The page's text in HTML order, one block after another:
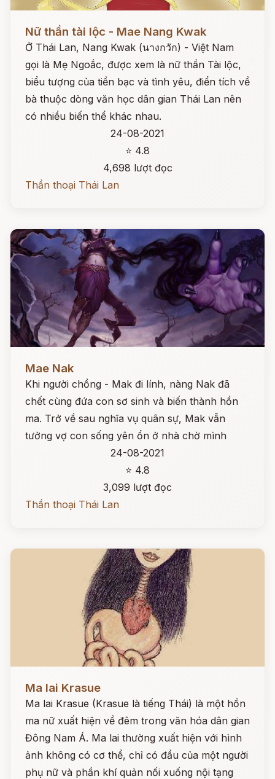
Nữ thần tài lộc - Mae Nang Kwak
Ở Thái Lan, Nang Kwak (นางกวัก) - Việt Nam
gọi là Mẹ Ngoắc, được xem là nữ thần Tài lộc,
biểu tượng của tiền bạc và tình yêu, điển tích về
bà thuộc dòng văn học dân gian Thái Lan nên
có nhiều biến thể khác nhau.
24-08-2021
⭐ 4.8
4,698 lượt đọc
Thần thoại Thái Lan
Mae Nak
Khi người chồng - Mak đi lính, nàng Nak đã
chết cùng đứa con sơ sinh và biến thành hồn
ma. Trở về sau nghĩa vụ quân sự, Mak vẫn
tưởng vợ con sống yên ổn ở nhà chờ mình
24-08-2021
⭐ 4.8
3,099 lượt đọc
Thần thoại Thái Lan
Ma lai Krasue
Ma lai Krasue (Krasue là tiếng Thái) là một hồn
ma nữ xuất hiện về đêm trong văn hóa dân gian
Đông Nam Á. Ma lai thường xuất hiện với hình
ảnh không có cơ thể, chỉ có đầu của một người
phụ nữ và phần khí quản nối xuống nội tạng